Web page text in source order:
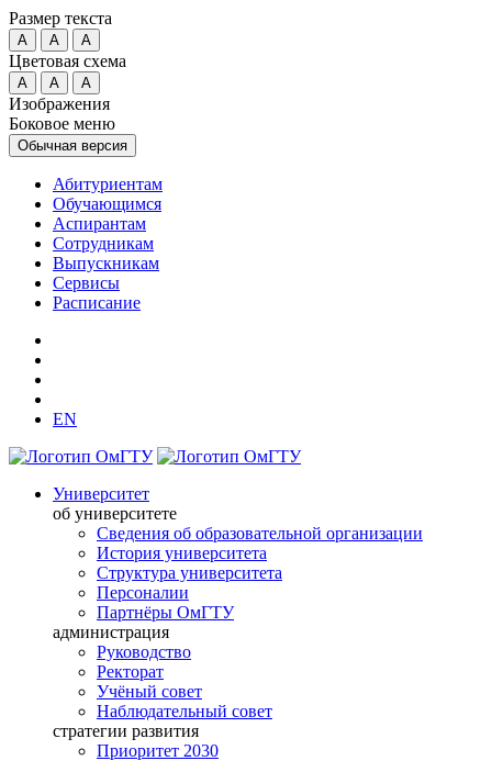
Размер текста
A A A
Цветовая схема
A A A
Изображения
Боковое меню
Обычная версия
Абитуриентам
Обучающимся
Аспирантам
Сотрудникам
Выпускникам
Сервисы
Расписание
EN
Университет
об университете
Сведения об образовательной организации
История университета
Структура университета
Персоналии
Партнёры ОмГТУ
администрация
Руководство
Ректорат
Учёный совет
Наблюдательный совет
стратегии развития
Приоритет 2030